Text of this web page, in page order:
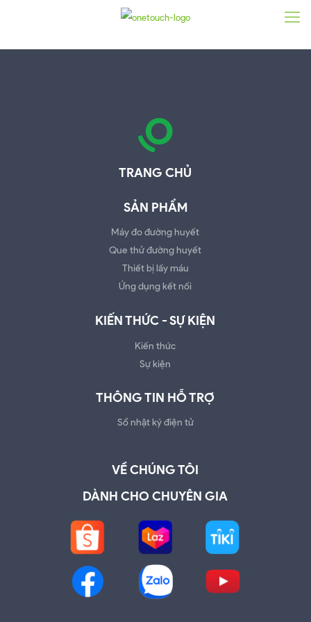
TRANG CHỦ
SẢN PHẨM
Máy đo đường huyết
Que thử đường huyết
Thiết bị lấy máu
Ứng dụng kết nối
KIẾN THỨC - SỰ KIỆN
Kiến thức
Sự kiện
THÔNG TIN HỖ TRỢ
Sổ nhật ký điện tử
VỀ CHÚNG TÔI
DÀNH CHO CHUYÊN GIA